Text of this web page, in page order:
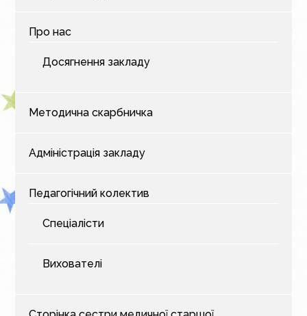
Про нас
Досягнення закладу
Методична скарбничка
Адміністрація закладу
Педагогічний колектив
Спеціалісти
Вихователі